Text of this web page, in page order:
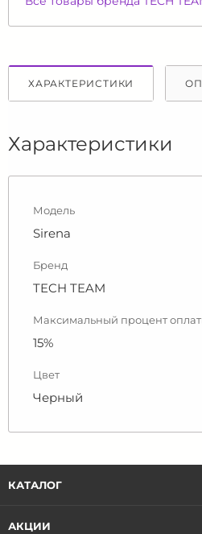
ХАРАКТЕРИСТИКИ
Характеристики
Модель
Sirena
Бренд
TECH TEAM
Максимальный процент
15%
Цвет
Черный
КАТАЛОГ
АКЦИИ